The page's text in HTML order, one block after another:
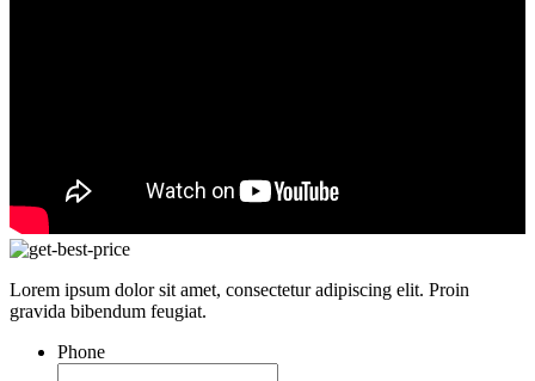
Lorem ipsum dolor sit amet, consectetur adipiscing elit. Proin
gravida bibendum feugiat.
Phone